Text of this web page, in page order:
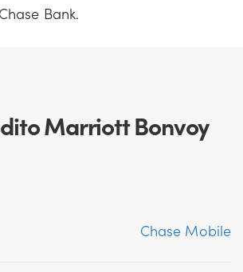
Bank.
Marriott Bonvoy
Chase Mobile